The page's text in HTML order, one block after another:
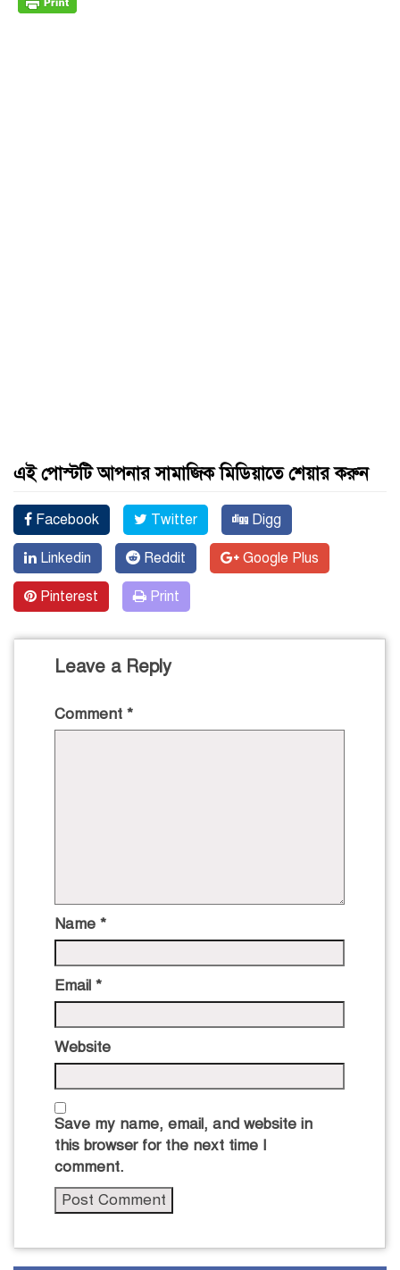
এই পোস্টটি আপনার সামাজিক মিডিয়াতে শেয়ার করুন
Facebook Twitter Digg
Linkedin Reddit Google Plus
Pinterest Print
Leave a Reply
Comment *
Name *
Email *
Website
Save my name, email, and website in
this browser for the next time I
comment.